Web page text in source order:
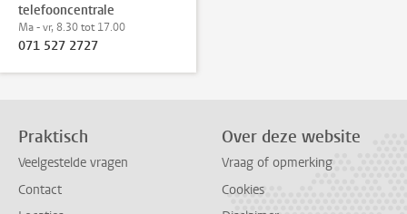
telefooncentrale
Ma - vr, 8.30 tot 17.00
071 527 2727
Praktisch
Veelgestelde vragen
Contact
Over deze website
Vraag of opmerking
Cookies